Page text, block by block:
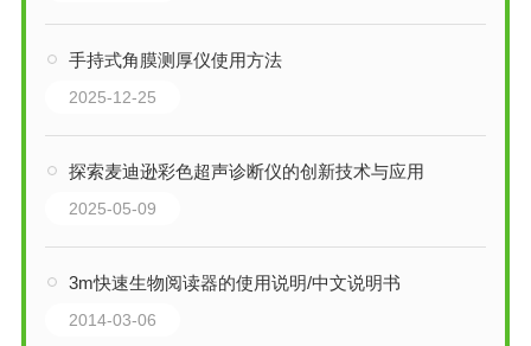
手持式角膜测厚仪使用方法
2025-12-25
探索麦迪逊彩色超声诊断仪的创新技术与应用
2025-05-09
3m快速生物阅读器的使用说明/中文说明书
2014-03-06